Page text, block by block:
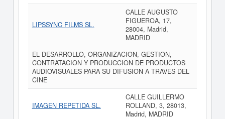
LIPSSYNC FILMS SL.
CALLE AUGUSTO
FIGUEROA, 17,
28004, Madrid,
MADRID
EL DESARROLLO, ORGANIZACION, GESTION,
CONTRATACION Y PRODUCCION DE PRODUCTOS
AUDIOVISUALES PARA SU DIFUSION A TRAVES DEL
CINE
IMAGEN REPETIDA SL.
CALLE GUILLERMO
ROLLAND, 3, 28013,
Madrid, MADRID